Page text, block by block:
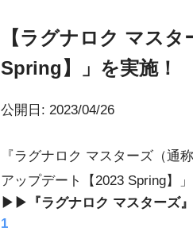
【ラグナロク マス
Spring】」を実施！
公開日: 2023/04/26
『ラグナロク マスターズ（通
アップデート【2023 Spring】
▶▶『ラグナロク マスターズ
1